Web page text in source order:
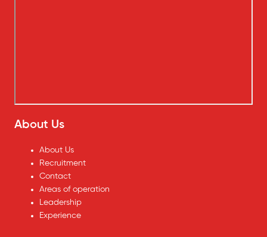
About Us
About Us
Recruitment
Contact
Areas of operation
Leadership
Experience